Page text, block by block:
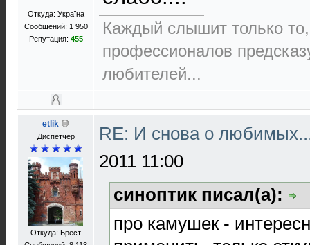
Откуда: Україна
Сообщений: 1 950
Репутация: 455
Каждый слышит только
пpофеccионалов
любителей...
etlik
Диспетчер
Откуда: Брест
RE: И снова о
2011 11:00
синоптик писал(а):
про камушек -